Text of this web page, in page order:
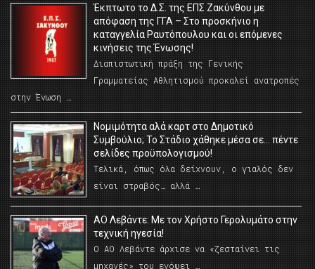
Έκπτωτο το Δ.Σ. της ΕΠΣ Ζακύνθου με
απόφαση της ΓΓΑ – Στο προσκήνιο η
καταγγελία Ραυτόπουλου και οι επόμενες
κινήσεις της Ένωσης!
Διαπιστωτική πράξη της Γενικής
Γραμματείας Αθλητισμού προκαλεί ανατροπές
στην Ένωση …
Νομιμότητα αλά καρτ στο Δημοτικό
Συμβούλιο; Το Στάδιο χάθηκε μέσα σε… πέντε
σελίδες προϋπολογισμού!
Τελικά, όπως όλα δείχνουν, ο γιαλός δεν
είναι στραβός… αλλά …
ΑΟ Λεβάντε: Με τον Χρήστο Γερολυμάτο στην
τεχνική ηγεσία!
Ο ΑΟ Λεβάντε άρχισε να «ζεσταίνει τις
μηχανές» του ενόψει …